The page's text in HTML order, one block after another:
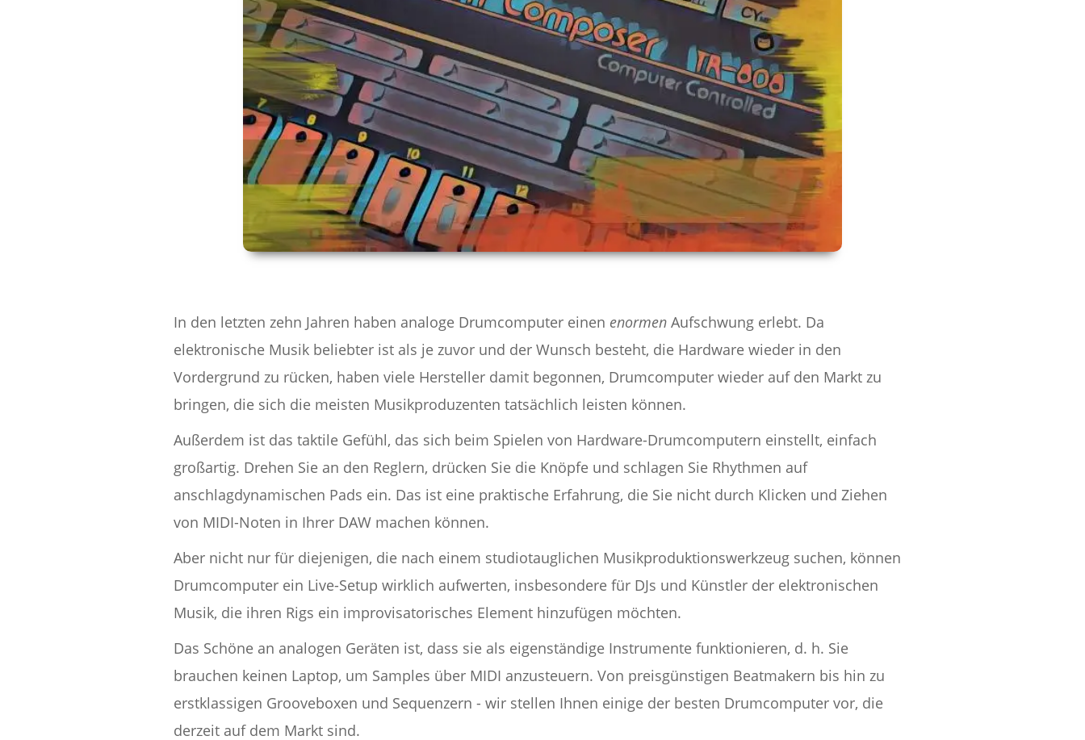
In den letzten zehn Jahren haben analoge Drumcomputer einen enormen Aufschwung erlebt. Da
elektronische Musik beliebter ist als je zuvor und der Wunsch besteht, die Hardware wieder in den
Vordergrund zu rücken, haben viele Hersteller damit begonnen, Drumcomputer wieder auf den Markt zu
bringen, die sich die meisten Musikproduzenten tatsächlich leisten können.
Außerdem ist das taktile Gefühl, das sich beim Spielen von Hardware-Drumcomputern einstellt, einfach
großartig. Drehen Sie an den Reglern, drücken Sie die Knöpfe und schlagen Sie Rhythmen auf
anschlagdynamischen Pads ein. Das ist eine praktische Erfahrung, die Sie nicht durch Klicken und Ziehen
von MIDI-Noten in Ihrer DAW machen können.
Aber nicht nur für diejenigen, die nach einem studiotauglichen Musikproduktionswerkzeug suchen, können
Drumcomputer ein Live-Setup wirklich aufwerten, insbesondere für DJs und Künstler der elektronischen
Musik, die ihren Rigs ein improvisatorisches Element hinzufügen möchten.
Das Schöne an analogen Geräten ist, dass sie als eigenständige Instrumente funktionieren, d. h. Sie
brauchen keinen Laptop, um Samples über MIDI anzusteuern. Von preisgünstigen Beatmakern bis hin zu
erstklassigen Grooveboxen und Sequenzern - wir stellen Ihnen einige der besten Drumcomputer vor, die
derzeit auf dem Markt sind.